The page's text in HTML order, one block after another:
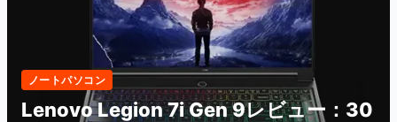
ノートパソコン
Lenovo Legion 7i Gen 9レビュー：30